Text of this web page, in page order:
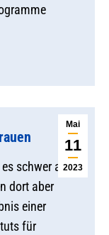
Mai
11
2023
schwer auf
dort aber
einer
für